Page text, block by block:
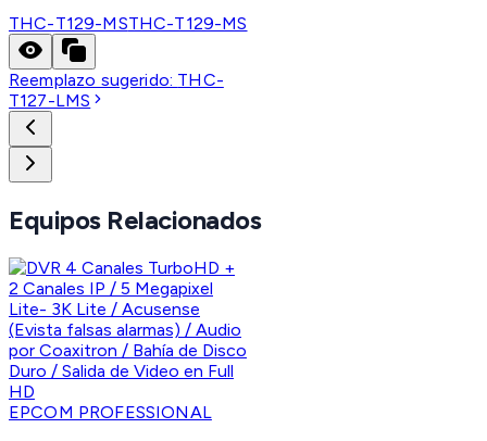
THC-T129-MSTHC-T129-MS
Reemplazo sugerido: THC-
T127-LMS
Equipos Relacionados
EPCOM PROFESSIONAL